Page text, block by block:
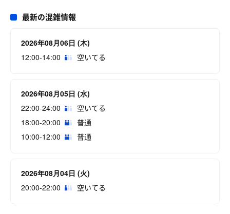
最新の混雑情報
2026年08月06日 (木)
12:00-14:00
空いてる
2026年08月05日 (水)
22:00-24:00
空いてる
18:00-20:00
普通
10:00-12:00
普通
2026年08月04日 (火)
20:00-22:00
空いてる